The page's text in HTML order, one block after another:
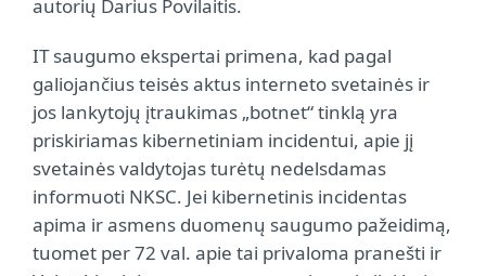
autorių Darius Povilaitis.
IT saugumo ekspertai primena, kad pagal
galiojančius teisės aktus interneto svetainės ir
jos lankytojų įtraukimas „botnet“ tinklą yra
priskiriamas kibernetiniam incidentui, apie jį
svetainės valdytojas turėtų nedelsdamas
informuoti NKSC. Jei kibernetinis incidentas
apima ir asmens duomenų saugumo pažeidimą,
tuomet per 72 val. apie tai privaloma pranešti ir